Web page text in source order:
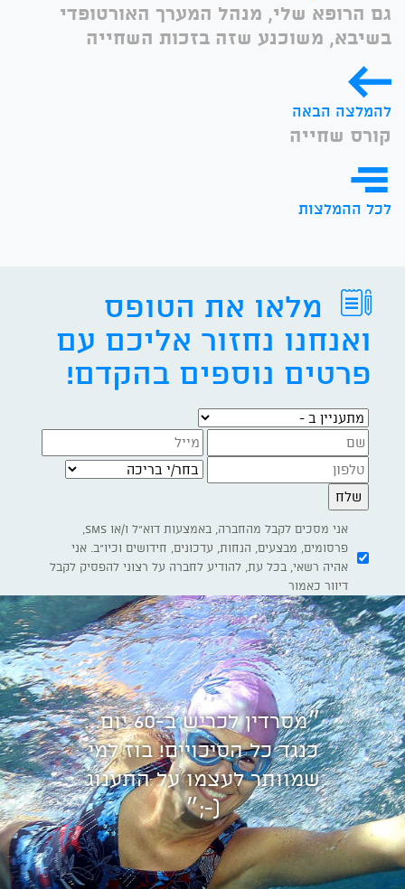
גם הרופא שלי, מנהל המערך האורטופדי
בשיבא, משוכנע שזה בזכות השחייה
להמלצה הבאה
קורס שחייה
לכל ההמלצות
מלאו את הטופס
ואנחנו נחזור אליכם עם
פרטים נוספים בהקדם!
מתעניין ב -
בחר/י בריכה
פרסומים, מבצעים, הנחות, עדכונים, חידושים וכיו"ב. אני
אהיה רשאי, בכל עת, להודיע לחברה על רצוני להפסיק לקבל
דיוור כאמור
״מסרדין לכריש ב-60 יום...
כנגד כל הסיכויים! בוז למי
שמוותר לעצמו על התענוג
(-;״